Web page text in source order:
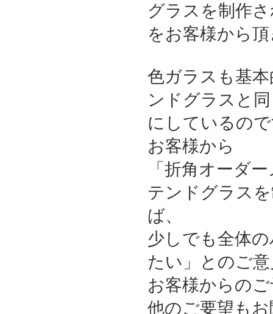
グラスを制作
をお客様から
色ガラスも基
ンドグラスと
にしているの
お客様から
「折角オーダ
テンドグラス
ば、
少しでも全体
たい」とのご
お客様からの
他のご要望も